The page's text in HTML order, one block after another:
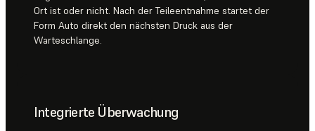
Ort ist oder nicht. Nach der Teileentnahme startet der
Form Auto direkt den nächsten Druck aus der
Warteschlange.
Integrierte Überwachung